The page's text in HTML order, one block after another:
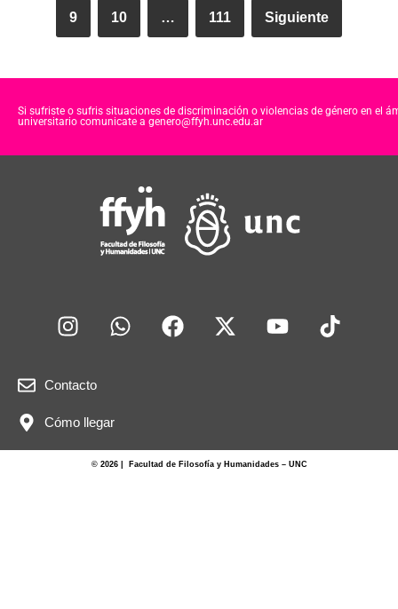
9 10 … 111 Siguiente
Si sufriste o sufris situaciones de discriminación o violencias de género en el
universitario comunicate a genero@ffyh.unc.edu.ar
Contacto
Cómo llegar
© 2026 | Facultad de Filosofía y Humanidades – UNC